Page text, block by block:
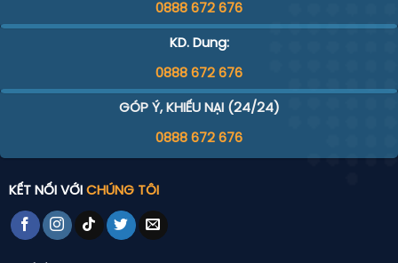
0888 672 676
KD. Dung:
0888 672 676
GÓP Ý, KHIẾU NẠI (24/24)
0888 672 676
KẾT NỐI VỚI CHÚNG TÔI